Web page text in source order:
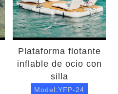
Plataforma flotante
inflable de ocio con
silla
Model:YFP-24